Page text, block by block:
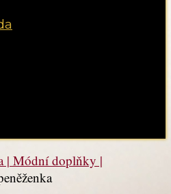
| Módní doplňky |